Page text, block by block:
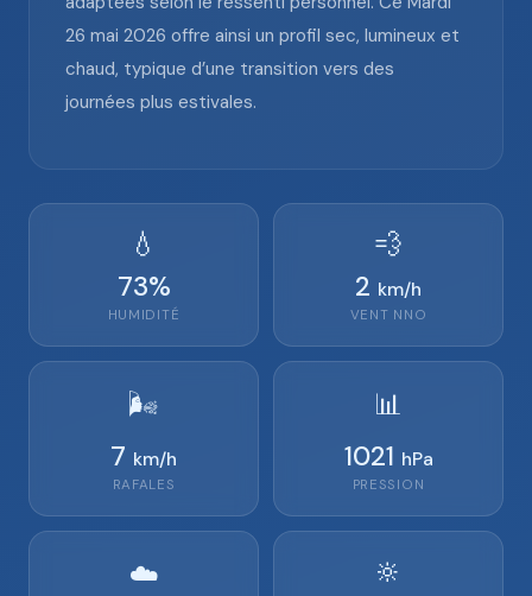
26 mai 2026 offre ainsi un profil sec, lumineux et
chaud, typique d’une transition vers des
journées plus estivales.
💧
73%
HUMIDITÉ
💨
2 km/h
VENT NNO
🌬️
7 km/h
RAFALES
📊
1021 hPa
PRESSION
☁️ 🔆